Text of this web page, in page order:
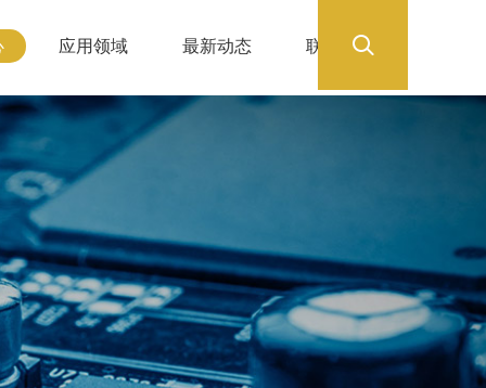
应用领域 最新动态 联系我们